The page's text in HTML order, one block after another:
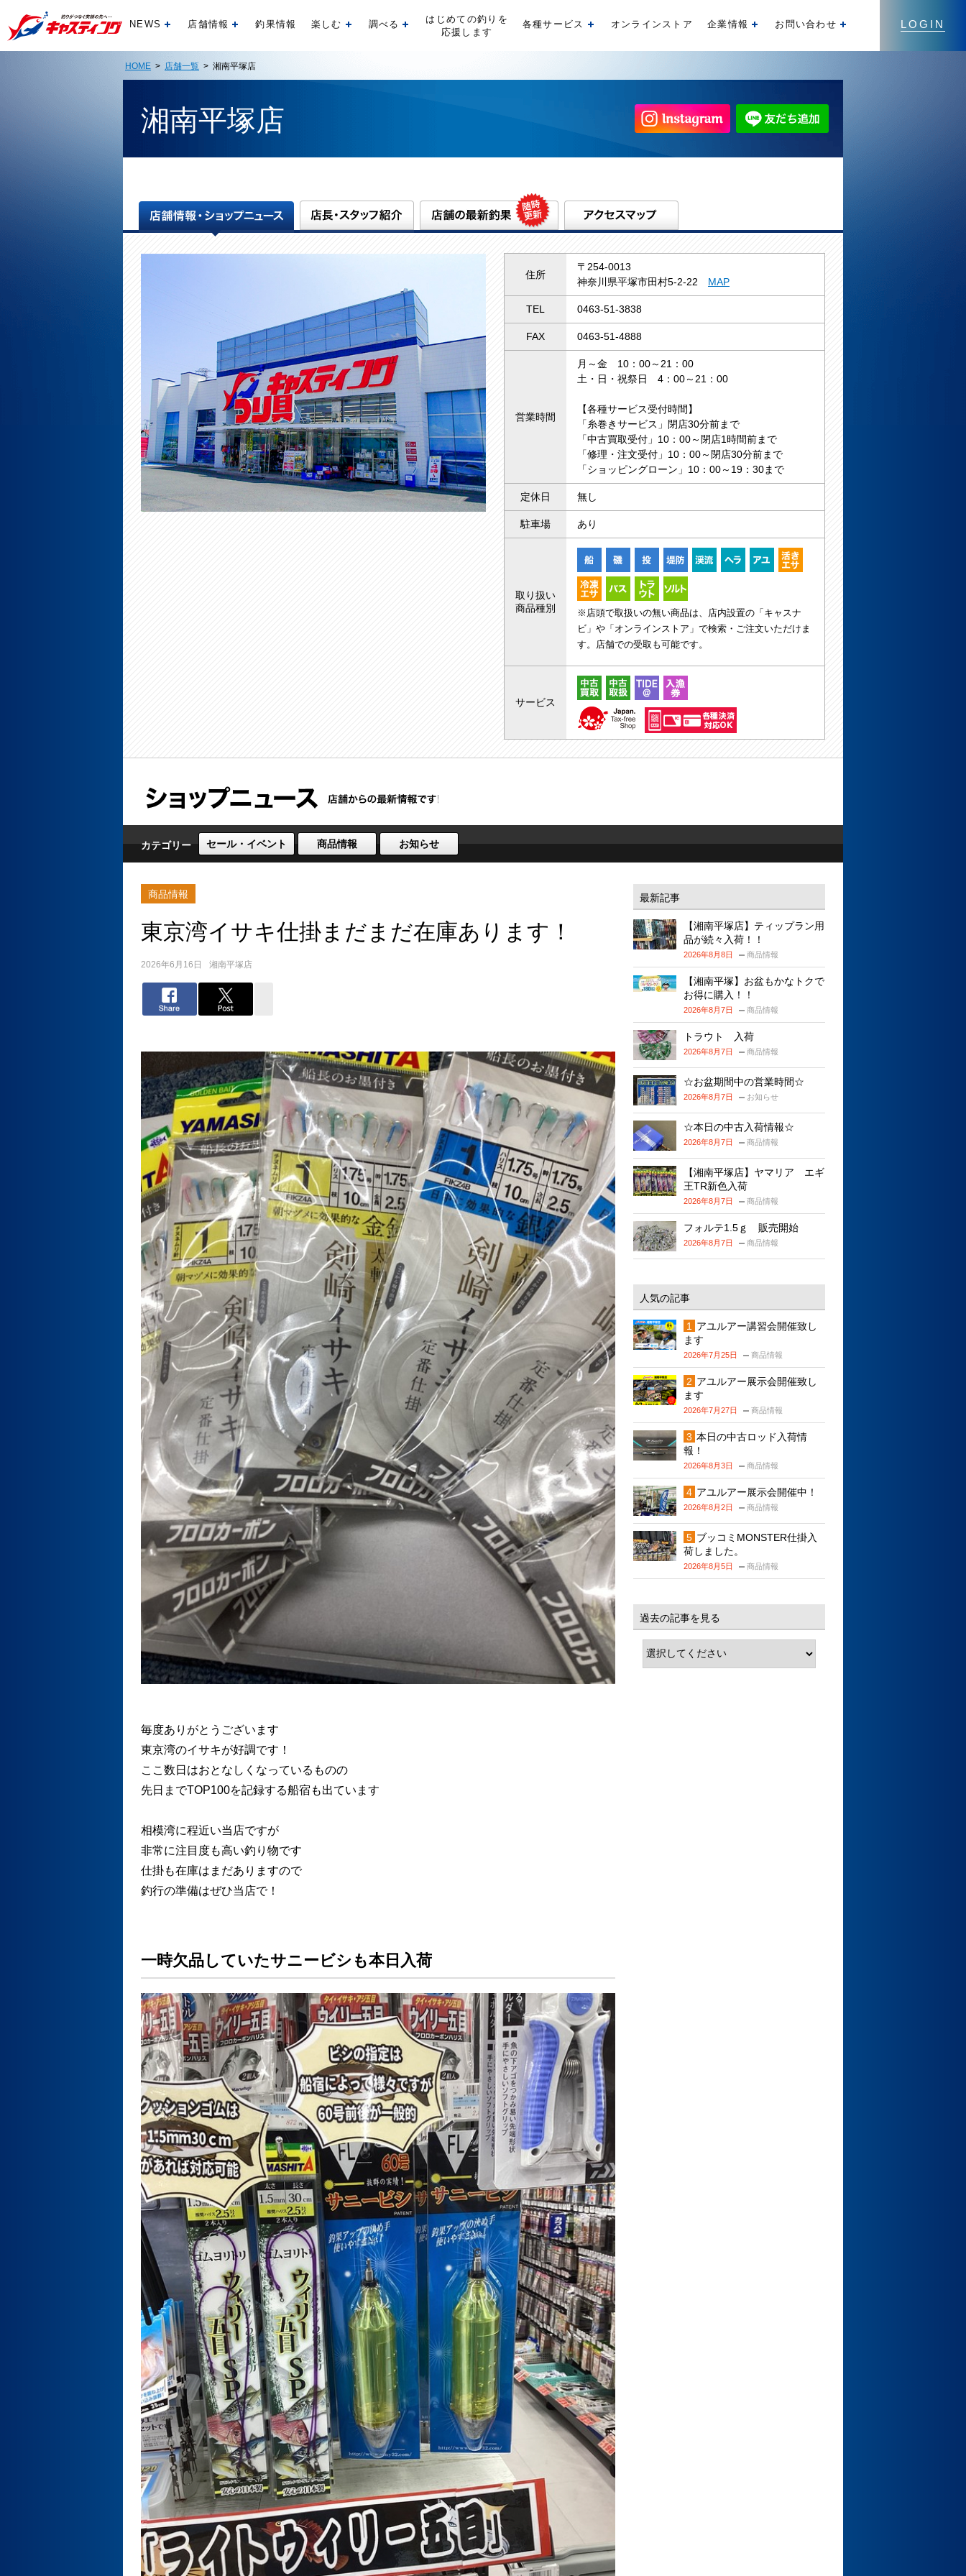
LOGIN
NEWS 開く店舗情報 開く釣果情報 楽しむ 開く調べる 開く
はじめての釣りを
応援します
各種サービス 開くオンラインストア 企業情報 開くお問い合わせ
HOME > 店舗一覧 > 湘南平塚店
湘南平塚店
住所
〒254-0013
神奈川県平塚市田村5-2-22 MAP
TEL 0463-51-3838
FAX 0463-51-4888
営業時間
月～金 10：00～21：00
土・日・祝祭日 4：00～21：00
【各種サービス受付時間】
「糸巻きサービス」閉店30分前まで
「中古買取受付」10：00～閉店1時間前まで
「修理・注文受付」10：00～閉店30分前まで
「ショッピングローン」10：00～19：30まで
定休日 無し
駐車場 あり
取り扱い
商品種別
※店頭で取扱いの無い商品は、店内設置の「キャスナ
ビ」や「オンラインストア」で検索・ご注文いただけま
す。店舗での受取も可能です。
サービス
カテゴリー セール・イベント 商品情報 お知らせ
商品情報
東京湾イサキ仕掛まだまだ在庫あります！
2026年6月16日 湘南平塚店
毎度ありがとうございます
東京湾のイサキが好調です！
ここ数日はおとなしくなっているものの
先日までTOP100を記録する船宿も出ています
相模湾に程近い当店ですが
非常に注目度も高い釣り物です
仕掛も在庫はまだありますので
釣行の準備はぜひ当店で！
一時欠品していたサニービシも本日入荷
最新記事
【湘南平塚店】ティップラン用
品が続々入荷！！
2026年8月8日 商品情報
【湘南平塚】お盆もかなトクで
お得に購入！！
2026年8月7日 商品情報
トラウト 入荷
2026年8月7日 商品情報
☆お盆期間中の営業時間☆
2026年8月7日 お知らせ
☆本日の中古入荷情報☆
2026年8月7日 商品情報
【湘南平塚店】ヤマリア エギ
王TR新色入荷
2026年8月7日 商品情報
フォルテ1.5ｇ 販売開始
2026年8月7日 商品情報
人気の記事
アユルアー講習会開催致し
ます
2026年7月25日 商品情報
アユルアー展示会開催致し
ます
2026年7月27日 商品情報
本日の中古ロッド入荷情
報！
2026年8月3日 商品情報
アユルアー展示会開催中！
2026年8月2日 商品情報
ブッコミMONSTER仕掛入
荷しました。
2026年8月5日 商品情報
過去の記事を見る